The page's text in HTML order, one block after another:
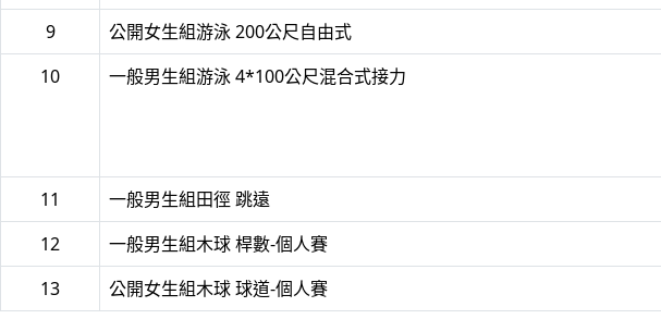
9
公開女生組游泳 200公尺自由式
10
一般男生組游泳 4*100公尺混合式接力
11 一般男生組田徑 跳遠
12
一般男生組木球 桿數-個人賽
13
公開女生組木球 球道-個人賽